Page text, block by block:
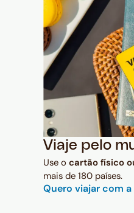
Viaje pelo
Use o cartão físico
mais de 180 países.
Quero viajar com a